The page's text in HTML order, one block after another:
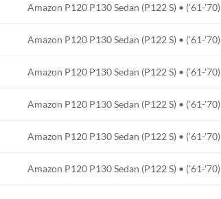
Amazon P120 P130 Sedan (P122 S) • ('61-'70)
Amazon P120 P130 Sedan (P122 S) • ('61-'70)
Amazon P120 P130 Sedan (P122 S) • ('61-'70)
Amazon P120 P130 Sedan (P122 S) • ('61-'70)
Amazon P120 P130 Sedan (P122 S) • ('61-'70)
Amazon P120 P130 Sedan (P122 S) • ('61-'70)